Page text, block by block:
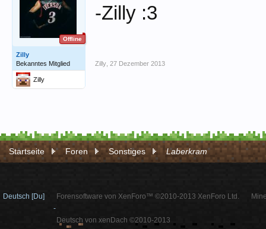
Offline
Zilly
Bekanntes Mitglied
Zilly
-Zilly :3
Zilly 27 Dezember 2013
Startseite Foren Sonstiges Laberkram
Deutsch [Du]
Forensoftware von XenForo™ ©2010-2013 XenForo Ltd.
-
Deutsch von xenDach ©2010-2013